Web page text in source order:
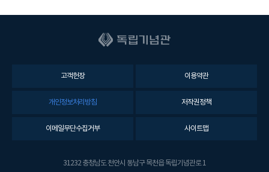
고객헌장 이용약관
개인정보처리방침 저작권정책
이메일무단수집거부 사이트맵
31232 충청남도 천안시 동남구 목천읍 독립기념관로 1